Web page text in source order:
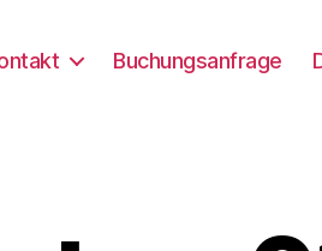
Buchungsanfrage